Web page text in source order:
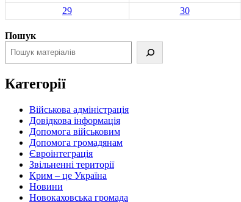
29
30
Пошук
Категорії
Військова адміністрація
Довідкова інформація
Допомога військовим
Допомога громадянам
Євроінтеграція
Звільненні території
Крим – це Україна
Новини
Новокаховська громада